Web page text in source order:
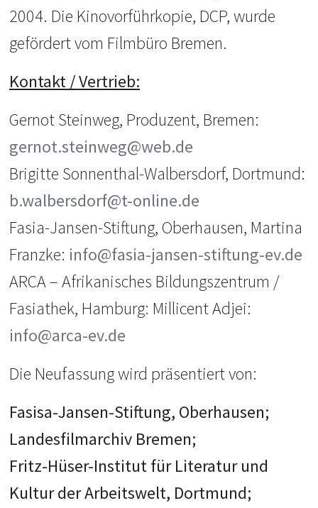
2004. Die Kinovorführkopie, DCP, wurde
gefördert vom Filmbüro Bremen.
Kontakt / Vertrieb:
Gernot Steinweg, Produzent, Bremen:
gernot.steinweg@web.de
Brigitte Sonnenthal-Walbersdorf, Dortmund:
b.walbersdorf@t-online.de
Fasia-Jansen-Stiftung, Oberhausen, Martina
Franzke: info@fasia-jansen-stiftung-ev.de
ARCA – Afrikanisches Bildungszentrum /
Fasiathek, Hamburg: Millicent Adjei:
info@arca-ev.de
Die Neufassung wird präsentiert von:
Fasisa-Jansen-Stiftung, Oberhausen;
Landesfilmarchiv Bremen;
Fritz-Hüser-Institut für Literatur und
Kultur der Arbeitswelt, Dortmund;